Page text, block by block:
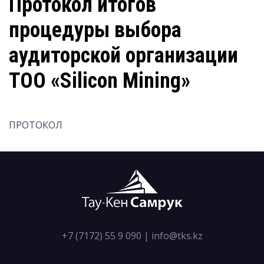
процедуры выбора
аудиторской организации
ТОО «Silicon Mining»
ПРОТОКОЛ
+7 (7172) 55 9 090 | info@tks.kz